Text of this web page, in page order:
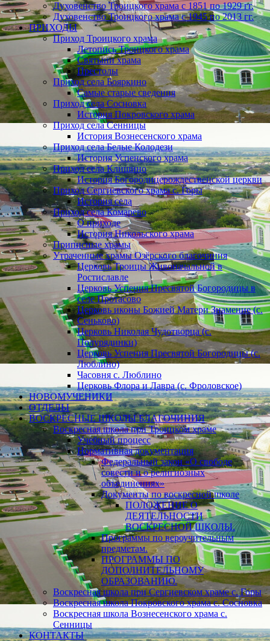
Духовенство Троицкого храма с 1851 по 1929 гг.
Духовенство Троицкого храма с 1945 по 2013 гг.
ПРИХОДЫ
Приход Троицкого храма
Летопись Троицкого храма
Святыни храма
Престолы
Приход села Бояркино
Самые старые сведения
Приход села Сосновка
История Покровского храма
Приход села Сенницы
История Вознесенского храма
Приход села Белые Колодези
История Успенского храма
Приход села Клишино
История Богородицерождественской церкви
Приход Сергиевского храма с. Горы
История села
Приход села Комарево
О приходе
История Никольского храма
Приписные храмы
Утраченные храмы Озёрского благочиния
Церковь Троицы Живоначальной в
Ростиславле
Церковь Успения Пресвятой Богородицы в
селе Протасово
Церковь иконы Божией Матери Знамение (с.
Сеньково)
Церковь Николая Чудотворца (с.
Полурядинки)
Церковь Успения Пресвятой Богородицы (с.
Люблино)
Часовня с. Люблино
Церковь Флора и Лавра (с. Фроловское)
НОВОМУЧЕНИКИ
ОТДЕЛЫ
ВОСКРЕСНЫЕ ШКОЛЫ БЛАГОЧИНИЯ
Воскресная школа при Троицком храме
Учебный процесс
Нормативная документация
Федеральный закон «О свободе
совести и о религиозных
объединениях»
Документы по воскресной школе
ПОЛОЖЕНИЕ О
ДЕЯТЕЛЬНОСТИ
ВОСКРЕСНОЙ ШКОЛЫ.
Программы по вероучительным
предметам.
ПРОГРАММЫ ПО
ДОПОЛНИТЕЛЬНОМУ
ОБРАЗОВАНИЮ.
Воскресная школа при Сергиевском храме с. Горы
Воскресная школа Покровского храма с. Сосновка
Воскресная школа Вознесенского храма с.
Сенницы
КОНТАКТЫ